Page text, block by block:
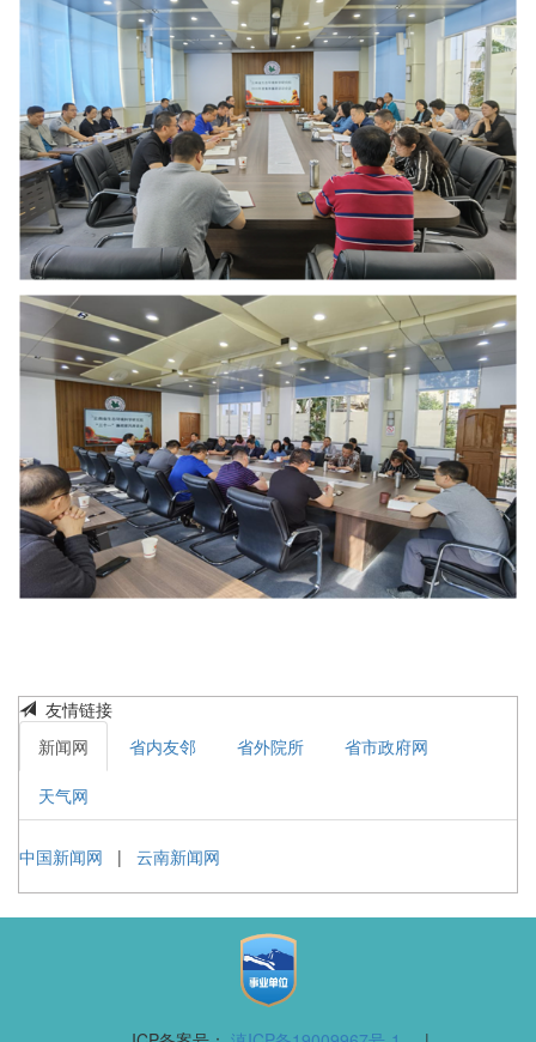
友情链接
新闻网
省内友邻 省外院所 省市政府网
天气网
中国新闻网 | 云南新闻网